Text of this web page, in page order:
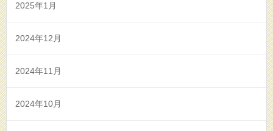
2025年1月
2024年12月
2024年11月
2024年10月